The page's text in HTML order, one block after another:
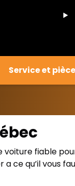
Service et
voiture fiable
ce qu’il vous